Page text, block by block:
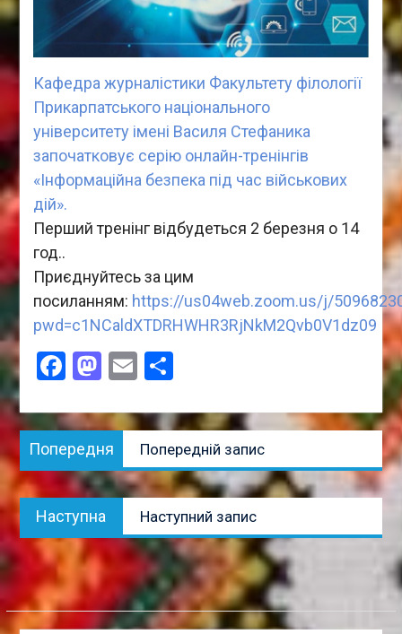
Кафедра журналістики Факультету філології
Прикарпатського національного
університету імені Василя Стефаника
започатковує серію онлайн-тренінгів
«Інформаційна безпека під час військових
дій».
Перший тренінг відбудеться 2 березня о 14
год..
Приєднуйтесь за цим
посиланням: https://us04web.zoom.us/j/
pwd=c1NCaldXTDRHWHR3RjNkM2Qvb0V1dz09
Facebook
Mastodon
EmailПоділитися
Навігація
записів
Попередня
публікація:
Попередній запис
Наступна
публікація:
Наступний запис